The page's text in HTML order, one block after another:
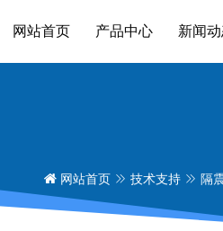
网站首页 产品中心 新闻
网站首页 技术支持 隔